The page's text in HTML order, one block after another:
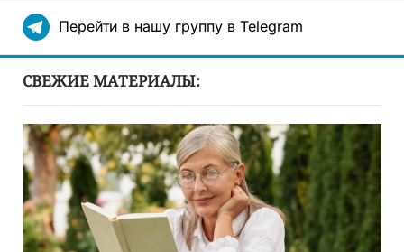
Перейти в нашу группу в Telegram
СВЕЖИЕ МАТЕРИАЛЫ: